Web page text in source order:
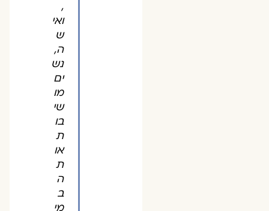
ואי
ש
ה,
נש
ים
מו
שי
בו
ת
או
ת
ה
ב
מי